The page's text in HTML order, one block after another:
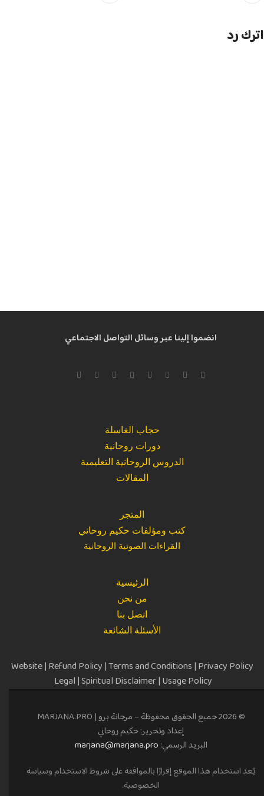
اترك رد
انضموا إلينا عبر وسائل التواصل الاجتماعي
حجاب الغاسلة
دورات روحانية
الدروس الروحانية التعليمية
المقالات
المتجر
كتب ومؤلفات حكيم روحاني
القراءات الصوتية الروحانية
الرئيسية
من نحن
اتصل بنا
الأسئلة الشائعة
Privacy Policy
|
Terms and Conditions
|
Refund Policy
|
Website
Usage Policy
|
Spiritual Disclaimer
|
Legal
© 2026 جميع الحقوق محفوظة – مرجانة برو |
MARJANA.PRO
إعداد وتحرير: حكيم روحاني
البريد الرسمي: marjana@marjana.pro
يُعد استخدام هذا الموقع إقرارًا بالموافقة على شروط الاستخدام وسياسة
الخصوصية.